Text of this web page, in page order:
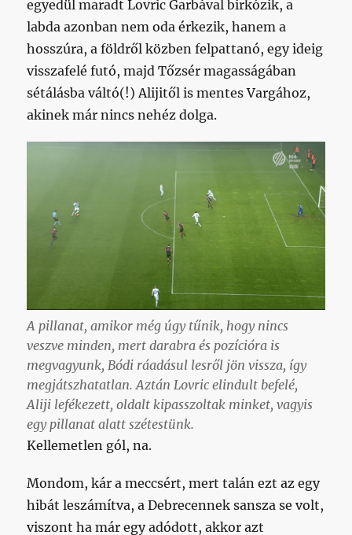
egyedül maradt Lovric Garbával birkózik, a
labda azonban nem oda érkezik, hanem a
hosszúra, a földről közben felpattanó, egy ideig
visszafelé futó, majd Tőzsér magasságában
sétálásba váltó(!) Alijitől is mentes Vargához,
akinek már nincs nehéz dolga.
A pillanat, amikor még úgy tűnik, hogy nincs
veszve minden, mert darabra és pozícióra is
megvagyunk, Bódi ráadásul lesről jön vissza, így
megjátszhatatlan. Aztán Lovric elindult befelé,
Aliji lefékezett, oldalt kipasszoltak minket, vagyis
egy pillanat alatt szétestünk.
Kellemetlen gól, na.
Mondom, kár a meccsért, mert talán ezt az egy
hibát leszámítva, a Debrecennek sansza se volt,
viszont ha már egy adódott, akkor azt